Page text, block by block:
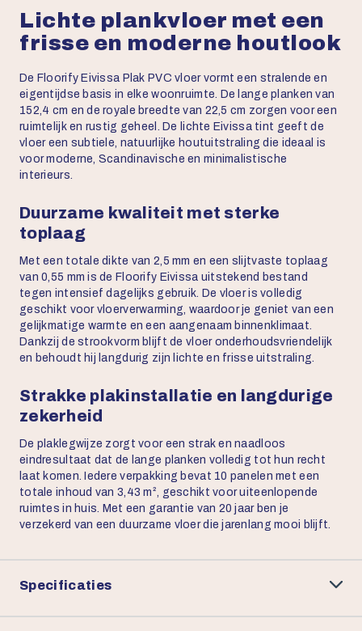
Lichte plankvloer met een
frisse en moderne houtlook
De Floorify Eivissa Plak PVC vloer vormt een stralende en
eigentijdse basis in elke woonruimte. De lange planken van
152,4 cm en de royale breedte van 22,5 cm zorgen voor een
ruimtelijk en rustig geheel. De lichte Eivissa tint geeft de
vloer een subtiele, natuurlijke houtuitstraling die ideaal is
voor moderne, Scandinavische en minimalistische
interieurs.
Duurzame kwaliteit met sterke
toplaag
Met een totale dikte van 2,5 mm en een slijtvaste toplaag
van 0,55 mm is de Floorify Eivissa uitstekend bestand
tegen intensief dagelijks gebruik. De vloer is volledig
geschikt voor vloerverwarming, waardoor je geniet van een
gelijkmatige warmte en een aangenaam binnenklimaat.
Dankzij de strookvorm blijft de vloer onderhoudsvriendelijk
en behoudt hij langdurig zijn lichte en frisse uitstraling.
Strakke plakinstallatie en langdurige
zekerheid
De plaklegwijze zorgt voor een strak en naadloos
eindresultaat dat de lange planken volledig tot hun recht
laat komen. Iedere verpakking bevat 10 panelen met een
totale inhoud van 3,43 m², geschikt voor uiteenlopende
ruimtes in huis. Met een garantie van 20 jaar ben je
verzekerd van een duurzame vloer die jarenlang mooi blijft.
Specificaties